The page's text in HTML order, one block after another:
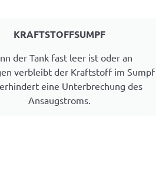
KRAFTSTOFFSUMPF
der Tank fast leer ist oder an
verbleibt der Kraftstoff im Sumpf
eine Unterbrechung des
Ansaugstroms.